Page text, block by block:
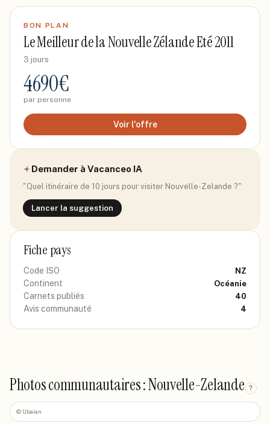
BON PLAN
Le Meilleur de la Nouvelle Zélande Eté 2011
3 jours
4690€
par personne
Voir l'offre
Demander à Vacanceo IA
"Quel itinéraire de 10 jours pour visiter Nouvelle-Zelande ?"
Lancer la suggestion
Fiche pays
Code ISO NZ
Continent Océanie
Carnets publiés 40
Avis communauté 4
Photos communautaires : Nouvelle-Zelande ?
© Ubaían